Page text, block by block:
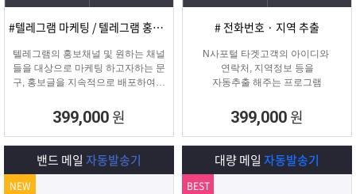
#텔레그램 마케팅 / 텔레그램 홍보글 발송
텔레그램의 홍보채널 및 원하는 채널
들을 대상으로 마케팅 하고자하는 문
구, 홍보글을 지속적으로 배포하여주
399,000 원
# 전화번호 · 지역 추출
N사포털 타겟고객의 아이디와
연락처, 지역정보 등을
자동추출 해주는 프로그램
399,000 원
밴드 메일 자동발송기
NEW
대량 메일 자동발송기
BEST